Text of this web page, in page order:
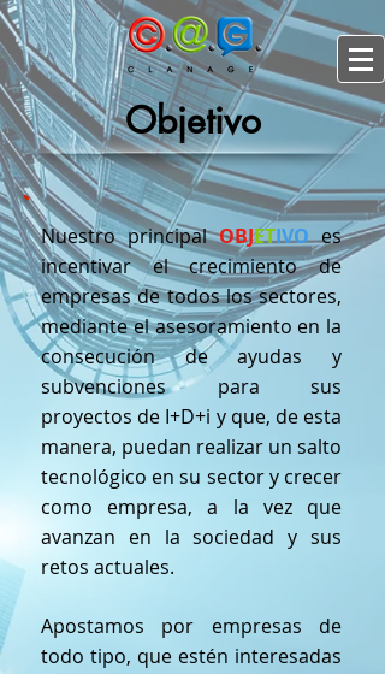
Objetivo
Nuestro principalOBJETIVOes
incentivar el crecimiento de
empresas de todos los sectores,
mediante el asesoramiento en la
consecución de ayudas y
subvenciones para sus
proyectos de I+D+i y que, de esta
manera, puedan realizar un salto
tecnológico en su sector y crecer
como empresa, a la vez que
avanzan en la sociedad y sus
retos actuales.
Apostamos por empresas de
todo tipo, que estén interesadas